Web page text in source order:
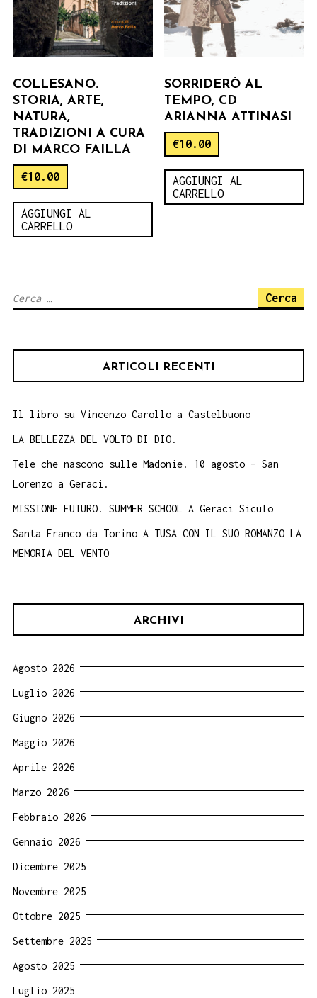
COLLESANO.
STORIA, ARTE,
NATURA,
TRADIZIONI A CURA
DI MARCO FAILLA
€10.00
AGGIUNGI AL
CARRELLO
SORRIDERÒ AL
TEMPO, CD
ARIANNA ATTINASI
€10.00
AGGIUNGI AL
CARRELLO
Ricerca
ARTICOLI RECENTI
Il libro su Vincenzo Carollo a Castelbuono
LA BELLEZZA DEL VOLTO DI DIO.
Tele che nascono sulle Madonie. 10 agosto – San
Lorenzo a Geraci.
MISSIONE FUTURO. SUMMER SCHOOL A Geraci Siculo
Santa Franco da Torino A TUSA CON IL SUO ROMANZO LA
MEMORIA DEL VENTO
ARCHIVI
Agosto 2026
Luglio 2026
Giugno 2026
Maggio 2026
Aprile 2026
Marzo 2026
Febbraio 2026
Gennaio 2026
Dicembre 2025
Novembre 2025
Ottobre 2025
Settembre 2025
Agosto 2025
Luglio 2025